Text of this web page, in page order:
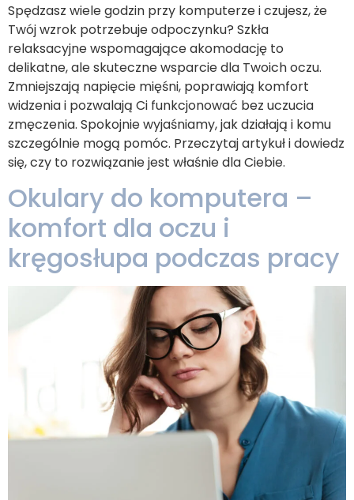
Spędzasz wiele godzin przy komputerze i czujesz, że
Twój wzrok potrzebuje odpoczynku? Szkła
relaksacyjne wspomagające akomodację to
delikatne, ale skuteczne wsparcie dla Twoich oczu.
Zmniejszają napięcie mięśni, poprawiają komfort
widzenia i pozwalają Ci funkcjonować bez uczucia
zmęczenia. Spokojnie wyjaśniamy, jak działają i komu
szczególnie mogą pomóc. Przeczytaj artykuł i dowiedz
się, czy to rozwiązanie jest właśnie dla Ciebie.
Okulary do komputera –
komfort dla oczu i
kręgosłupa podczas pracy